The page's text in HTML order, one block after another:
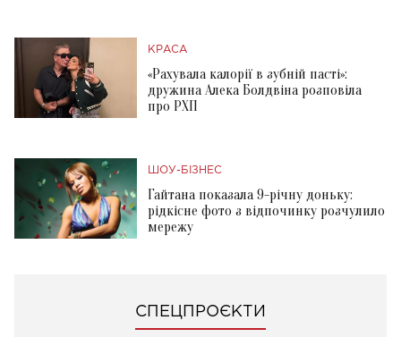
КРАСА
«Рахувала калорії в зубній пасті»:
дружина Алека Болдвіна розповіла
про РХП
ШОУ-БІЗНЕС
Гайтана показала 9-річну доньку:
рідкісне фото з відпочинку розчулило
мережу
СПЕЦПРОЄКТИ